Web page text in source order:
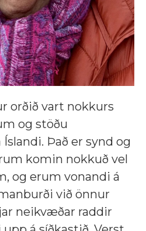
orðið vart nokkurs
og stöðu
Það er synd og
komin nokkuð vel
og erum vonandi á
við önnur
neikvæðar raddir